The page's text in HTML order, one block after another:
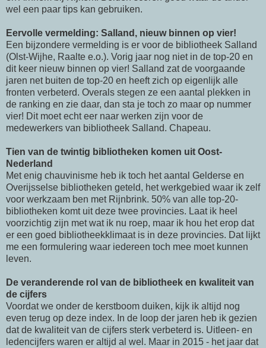
wel een paar tips kan gebruiken.
Eervolle vermelding: Salland, nieuw binnen op vier!
Een bijzondere vermelding is er voor de bibliotheek Salland
(Olst-Wijhe, Raalte e.o.). Vorig jaar nog niet in de top-20 en
dit keer nieuw binnen op vier! Salland zat de voorgaande
jaren net buiten de top-20 en heeft zich op eigenlijk alle
fronten verbeterd. Overals stegen ze een aantal plekken in
de ranking en zie daar, dan sta je toch zo maar op nummer
vier! Dit moet echt eer naar werken zijn voor de
medewerkers van bibliotheek Salland. Chapeau.
Tien van de twintig bibliotheken komen uit Oost-
Nederland
Met enig chauvinisme heb ik toch het aantal Gelderse en
Overijsselse bibliotheken geteld, het werkgebied waar ik zelf
voor werkzaam ben met Rijnbrink. 50% van alle top-20-
bibliotheken komt uit deze twee provincies. Laat ik heel
voorzichtig zijn met wat ik nu roep, maar ik hou het erop dat
er een goed bibliotheekklimaat is in deze provincies. Dat lijkt
me een formulering waar iedereen toch mee moet kunnen
leven.
De veranderende rol van de bibliotheek en kwaliteit van
de cijfers
Voordat we onder de kerstboom duiken, kijk ik altijd nog
even terug op deze index. In de loop der jaren heb ik gezien
dat de kwaliteit van de cijfers sterk verbeterd is. Uitleen- en
ledencijfers waren er altijd al wel. Maar in 2015 - het jaar dat